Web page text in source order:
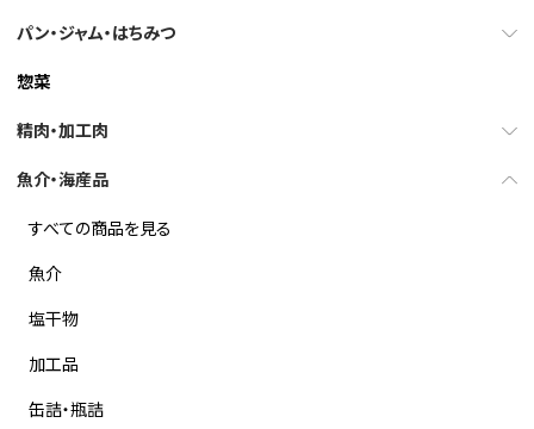
パン・ジャム・はちみつ
惣菜
精肉・加工肉
魚介・海産品
すべての商品を見る
魚介
塩干物
加工品
缶詰・瓶詰